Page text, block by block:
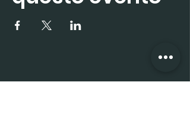
Iscriviti subito alla